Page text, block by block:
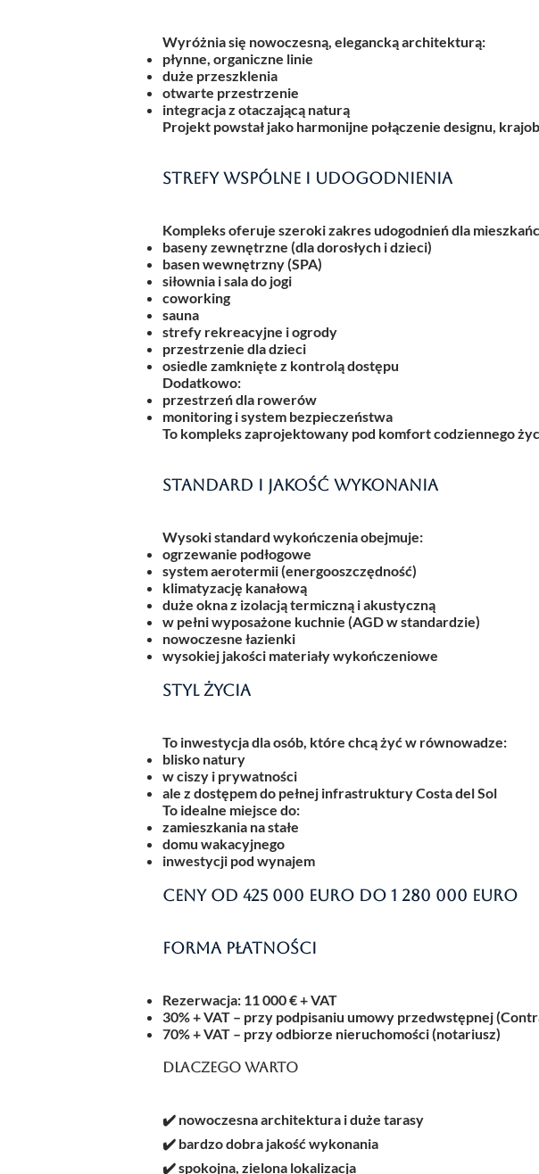
Wyróżnia się nowoczesną, elegancką architekturą:
płynne, organiczne linie
duże przeszklenia
otwarte przestrzenie
integracja z otaczającą naturą
Projekt powstał jako harmonijne połączenie designu,
Strefy wspólne i udogodnienia
Kompleks oferuje szeroki zakres udogodnień dla
baseny zewnętrzne (dla dorosłych i dzieci)
basen wewnętrzny (SPA)
siłownia i sala do jogi
coworking
sauna
strefy rekreacyjne i ogrody
przestrzenie dla dzieci
osiedle zamknięte z kontrolą dostępu
Dodatkowo:
przestrzeń dla rowerów
monitoring i system bezpieczeństwa
To kompleks zaprojektowany pod komfort codziennego
Standard i jakość wykonania
Wysoki standard wykończenia obejmuje:
ogrzewanie podłogowe
system aerotermii (energooszczędność)
klimatyzację kanałową
duże okna z izolacją termiczną i akustyczną
w pełni wyposażone kuchnie (AGD w standardzie)
nowoczesne łazienki
wysokiej jakości materiały wykończeniowe
Styl życia
To inwestycja dla osób, które chcą żyć w równowadze:
blisko natury
w ciszy i prywatności
ale z dostępem do pełnej infrastruktury Costa del Sol
To idealne miejsce do:
zamieszkania na stałe
domu wakacyjnego
inwestycji pod wynajem
Ceny od 425 000 euro do 1 280 000 euro
Forma płatności
Rezerwacja: 11 000 € + VAT
30% + VAT – przy podpisaniu umowy przedwstępnej
70% + VAT – przy odbiorze nieruchomości (notariusz)
Dlaczego warto
✔️ nowoczesna architektura i duże tarasy
✔️ bardzo dobra jakość wykonania
✔️ spokojna, zielona lokalizacja